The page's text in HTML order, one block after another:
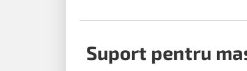
Suport pentru